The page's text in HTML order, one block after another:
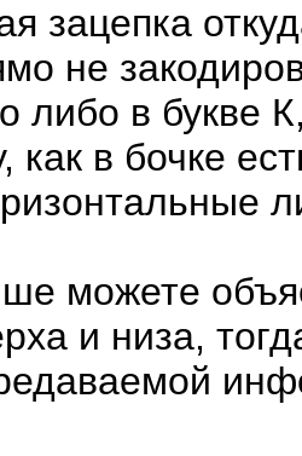
зацепка
не
либо в букве
как в бочке
можете
и низа,